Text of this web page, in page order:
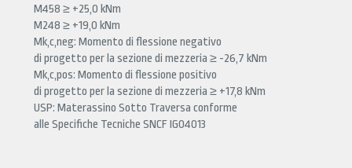
M458 ≥ +25,0 kNm
M248 ≥ +19,0 kNm
Mk,c,neg: Momento di flessione negativo
di progetto per la sezione di mezzeria ≥ -26,7 kNm
Mk,c,pos: Momento di flessione positivo
di progetto per la sezione di mezzeria ≥ +17,8 kNm
USP: Materassino Sotto Traversa conforme
alle Specifiche Tecniche SNCF IG04013